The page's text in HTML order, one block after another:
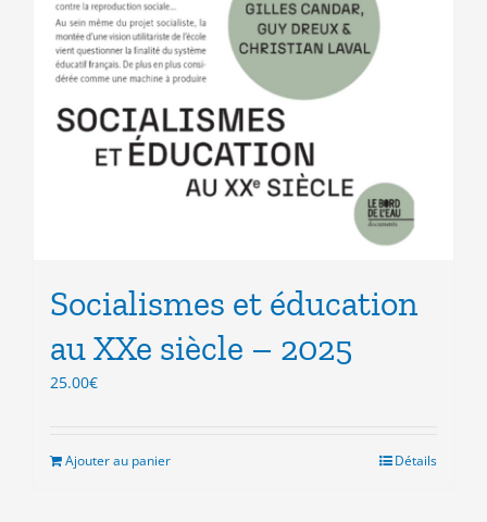
Socialismes et éducation
au XXe siècle – 2025
25.00€
Ajouter au panier Détails